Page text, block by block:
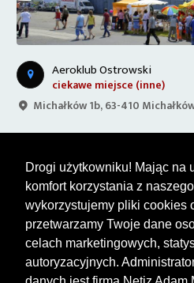
Drogi użytkowniku! Mając na
komfort korzystania z
wykorzystujemy pliki cookies
przetwarzamy Twoje dane
celach marketingowych,
autoryzacyjnych.
Aeroklub Ostrowski
ciekawe miejsce (inne)
Michałków 1b, 63-410
Warto zobaczyć Serwisy
Bary Zakwaterowanie Tory
Targi Giełdy Szkolenia
FOLLOW US